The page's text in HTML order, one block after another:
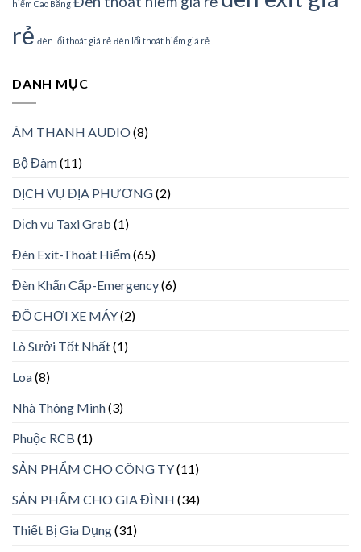
hiểm Cao Bằng
rẻ đèn lối thoát giá rẻ đèn lối thoát hiểm giá rẻ
DANH MỤC
ÂM THANH AUDIO(8)
Bộ Đàm(11)
DỊCH VỤ ĐỊA PHƯƠNG(2)
Dịch vụ Taxi Grab (1)
Đèn Exit-Thoát Hiểm(65)
Đèn Khẩn Cấp-Emergency(6)
ĐỒ CHƠI XE MÁY(2)
Lò Sưởi Tốt Nhất(1)
Loa(8)
Nhà Thông Minh(3)
Phuộc RCB (1)
SẢN PHẨM CHO CÔNG TY(11)
SẢN PHẨM CHO GIA ĐÌNH (34)
Thiết Bị Gia Dụng(31)